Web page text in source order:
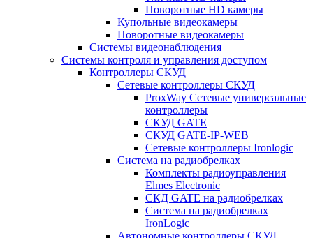
Поворотные HD камеры
Купольные видеокамеры
Поворотные видеокамеры
Системы видеонаблюдения
Системы контроля и управления доступом
Контроллеры СКУД
Сетевые контроллеры СКУД
ProxWay Сетевые универсальные
контроллеры
СКУД GATE
СКУД GATE-IP-WEB
Сетевые контроллеры Ironlogic
Система на радиобрелках
Комплекты радиоуправления
Elmes Electronic
СКД GATE на радиобрелках
Система на радиобрелках
IronLogic
Автономные контроллеры СКУД